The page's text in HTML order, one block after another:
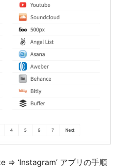
‘Instagram’ アプリの手順